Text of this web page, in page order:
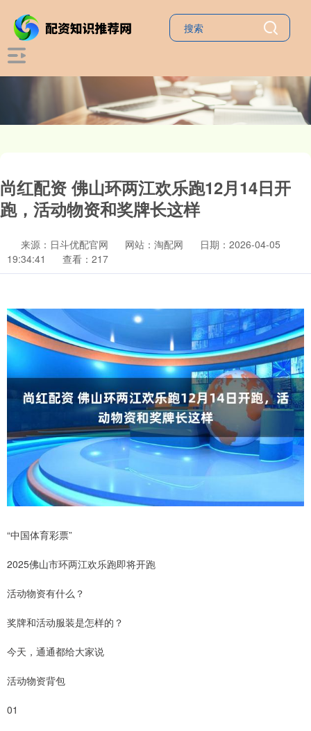
尚红配资 佛山环两江欢乐跑12月14日开
跑，活动物资和奖牌长这样
来源：日斗优配官网 网站：淘配网
日期：2026-04-05
19:34:41
查看：217
“中国体育彩票”
2025佛山市环两江欢乐跑即将开跑
活动物资有什么？
奖牌和活动服装是怎样的？
今天，通通都给大家说
活动物资背包
01